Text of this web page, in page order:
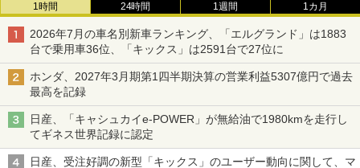
1時間 24時間 1週間 1カ月
2026年7月の車名別新車ランキング、「エルグランド」は1883
台で乗用車36位、「キックス」は2591台で27位に
ホンダ、2027年3月期第1四半期決算の営業利益5307億円で過去
最高を記録
日産、「キャシュカイe-POWER」が無給油で1980kmを走行し
てギネス世界記録に認定
日産、受注好調の新型「キックス」のユーザー動向に関して、マ